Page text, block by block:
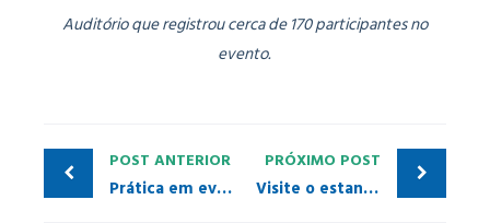
Auditório que registrou cerca de 170 participantes no
evento.
POST ANTERIOR
Prática em evento na VALE de Itabira, MG
PRÓXIMO POST
Visite o estande da GE na Exposibram 2017